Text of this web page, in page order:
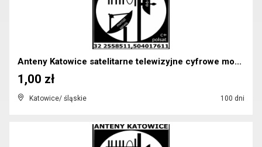
Anteny Katowice satelitarne telewizyjne cyfrowe mo...
Katowice/ śląskie 100 dni
1,00 zł